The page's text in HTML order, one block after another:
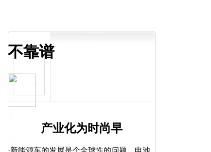
不靠谱
产业化为时尚早
·新能源车的发展是个全球性的问题，电池